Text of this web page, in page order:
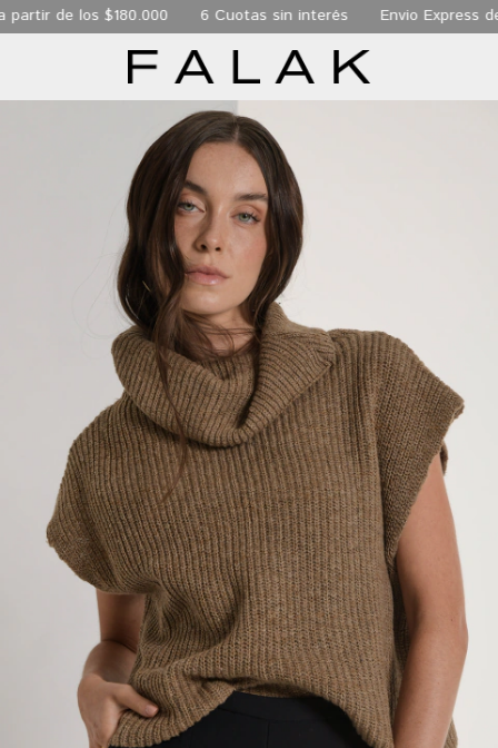
$180.000 6 Cuotas sin interés Envio Express de 24 hs